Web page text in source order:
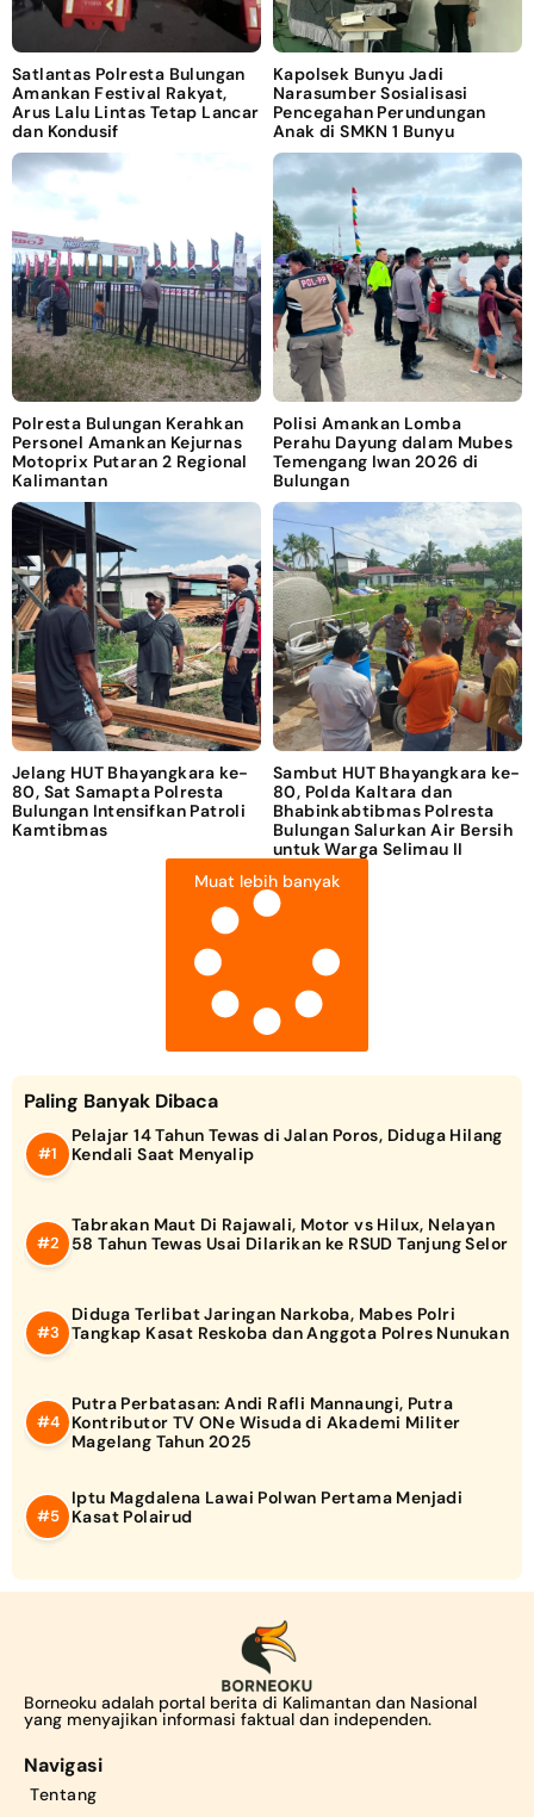
Satlantas Polresta Bulungan
Amankan Festival Rakyat,
Arus Lalu Lintas Tetap Lancar
dan Kondusif
Kapolsek Bunyu Jadi
Narasumber Sosialisasi
Pencegahan Perundungan
Anak di SMKN 1 Bunyu
Polresta Bulungan Kerahkan
Personel Amankan Kejurnas
Motoprix Putaran 2 Regional
Kalimantan
Polisi Amankan Lomba
Perahu Dayung dalam Mubes
Temengang Iwan 2026 di
Bulungan
Jelang HUT Bhayangkara ke-
80, Sat Samapta Polresta
Bulungan Intensifkan Patroli
Kamtibmas
Sambut HUT Bhayangkara ke-
80, Polda Kaltara dan
Bhabinkabtibmas Polresta
Bulungan Salurkan Air Bersih
untuk Warga Selimau II
Muat lebih banyak
Paling Banyak Dibaca
Pelajar 14 Tahun Tewas di Jalan Poros, Diduga Hilang
Kendali Saat Menyalip
Tabrakan Maut Di Rajawali, Motor vs Hilux, Nelayan
58 Tahun Tewas Usai Dilarikan ke RSUD Tanjung Selor
Diduga Terlibat Jaringan Narkoba, Mabes Polri
Tangkap Kasat Reskoba dan Anggota Polres Nunukan
Putra Perbatasan: Andi Rafli Mannaungi, Putra
Kontributor TV ONe Wisuda di Akademi Militer
Magelang Tahun 2025
Iptu Magdalena Lawai Polwan Pertama Menjadi
Kasat Polairud
Borneoku adalah portal berita di Kalimantan dan Nasional
yang menyajikan informasi faktual dan independen.
Navigasi
Tentang